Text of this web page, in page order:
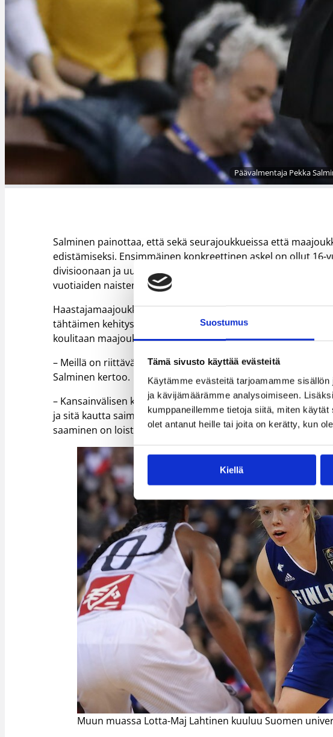
Suostumus
Tämä sivusto käyttää evästeitä
Käytämme evästeitä tarjoamamme
ja kävijämäärämme analysoimiseen.
kumppaneillemme tietoja siitä, miten
olet antanut heille tai joita on kerätty, kun
Kiellä
Päävalmentaja Pekka
Salminen painottaa, että sekä seurajoukkueissa että
edistämiseksi. Ensimmäinen konkreettinen askel on ollut
divisioonaan ja uusin askel on 20-vuotiaiden naisten
vuotiaiden naisten maajoukkue pelasi edellisen kerran kesällä
Haastajamaajoukkueen aktivoiminen universiadikentille
tähtäimen kehitysprojektia, jossa 1990-luvun lopulla ja 2000-
koulitaan maajoukkueen uuden sukupolven kulmakiviksi.
– Meillä on riittävä määrä laadukkaita pelaajia, jotka ovat
Salminen kertoo.
– Kansainvälisen koriksen isoissa ympyröissä on pistetty
ja sitä kautta saimme paikan. Meiltä löytyy universiadien
saaminen on loistava juttu meidän tulevaisuuden kannalta.
Muun muassa Lotta-Maj Lahtinen kuuluu Suomen